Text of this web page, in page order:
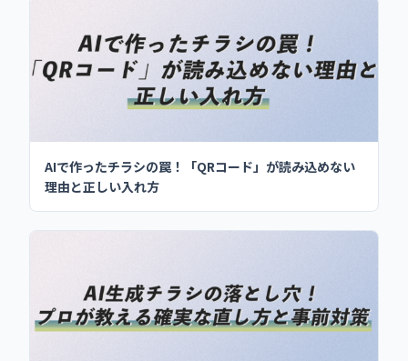
AIで作ったチラシの罠！「QRコード」が読み込めない
理由と正しい入れ方